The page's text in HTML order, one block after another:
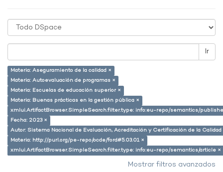
Ir
Materia: Aseguramiento de la calidad ×
Materia: Autoevaluación de programas ×
Materia: Escuelas de educación superior ×
Materia: Buenas prácticas en la gestión pública ×
xmlui.ArtifactBrowser.SimpleSearch.filter.type: info:eu-repo/semantics/
Fecha: 2023 ×
Autor: Sistema Nacional de Evaluación, Acreditación y Certificación de la
Materia: http://purl.org/pe-repo/ocde/ford#5.03.01 ×
xmlui.ArtifactBrowser.SimpleSearch.filter.type: info:eu-repo/semantics/article ×
Mostrar filtros avanzados